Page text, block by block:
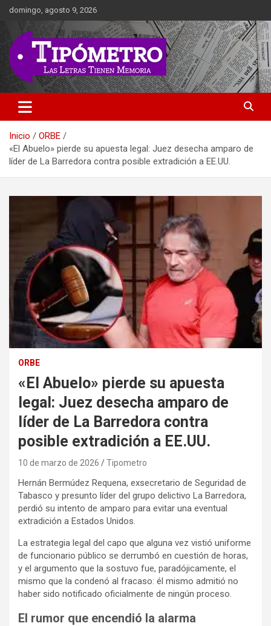
Saltar
contenido
domingo, agosto 9, 2026
Tipometro
Las Letras Tienen Memoria
Inicio
ORBE
«El Abuelo» pierde su apuesta legal: Juez desecha amparo de
líder de La Barredora contra posible extradición a EE.UU.
ORBE
«El Abuelo» pierde su apuesta
legal: Juez desecha amparo de
líder de La Barredora contra
posible extradición a EE.UU.
10 de marzo de 2026 Tipometro
Hernán Bermúdez Requena, exsecretario de Seguridad de
Tabasco y presunto líder del grupo delictivo La Barredora,
perdió su intento de amparo para evitar una eventual
extradición a Estados Unidos.
La estrategia legal del capo que alguna vez vistió uniforme
de funcionario público se derrumbó en cuestión de horas,
y el argumento que la sostuvo fue, paradójicamente, el
mismo que la condenó al fracaso: él mismo admitió no
haber sido notificado oficialmente de ningún proceso.
El rumor que encendió la alarma